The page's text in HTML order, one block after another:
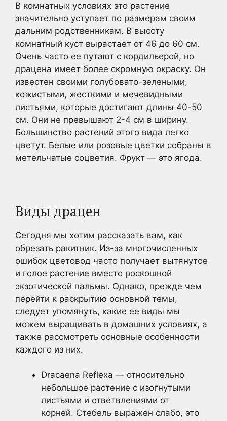
В комнатных условиях это растение
значительно уступает по размерам своим
дальним родственникам. В высоту
комнатный куст вырастает от 46 до 60 см.
Очень часто ее путают с кордильерой, но
драцена имеет более скромную окраску. Он
известен своими голубовато-зелеными,
кожистыми, жесткими и мечевидными
листьями, которые достигают длины 40-50
см. Они не превышают 2-4 см в ширину.
Большинство растений этого вида легко
цветут. Белые или розовые цветки собраны в
метельчатые соцветия. Фрукт — это ягода.
Виды драцен
Сегодня мы хотим рассказать вам, как
обрезать ракитник. Из-за многочисленных
ошибок цветовод часто получает вытянутое
и голое растение вместо роскошной
экзотической пальмы. Однако, прежде чем
перейти к раскрытию основной темы,
следует упомянуть, какие ее виды мы
можем выращивать в домашних условиях, а
также рассмотреть основные особенности
каждого из них.
Dracaena Reflexa — относительно
небольшое растение с изогнутыми
листьями и ответвлениями от
корней. Стебель выражен слабо, это